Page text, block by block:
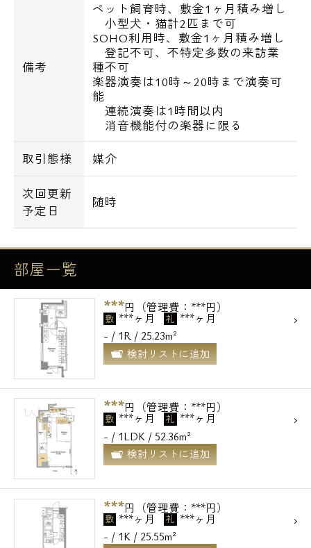
備考
ペット飼育時、敷金1ヶ月積み増し
小型犬・猫計2匹まで可
SOHO利用時、敷金1ヶ月積み増し
登記不可、不特定多数の来訪業
種不可
楽器演奏は10時～20時まで演奏可
能
連続演奏は1時間以内
消音機能付の楽器に限る
取引態様 媒介
次回更新
予定日
随時
部屋一覧
***円（管理費：***円）
敷 ***ヶ月 礼 ***ヶ月
- / 1R / 25.23m²
検討リストに追加
***円（管理費：***円）
敷 ***ヶ月 礼 ***ヶ月
- / 1LDK / 52.36m²
検討リストに追加
***円（管理費：***円）
敷 ***ヶ月 礼 ***ヶ月
- / 1K / 25.55m²
電話でお問い合わせ
0120-500-529
営業時間 10：00～18：00
メールでお問い合わせ